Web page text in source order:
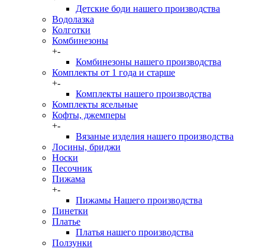
Детские боди нашего производства
Водолазка
Колготки
Комбинезоны
+-
Комбинезоны нашего производства
Комплекты от 1 года и старше
+-
Комплекты нашего производства
Комплекты ясельные
Кофты, джемперы
+-
Вязаные изделия нашего производства
Лосины, бриджи
Носки
Песочник
Пижама
+-
Пижамы Нашего производства
Пинетки
Платье
Платья нашего производства
Ползунки